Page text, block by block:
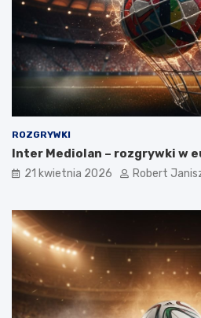
ROZGRYWKI
Inter Mediolan – rozgrywki w
21 kwietnia 2026 Robert